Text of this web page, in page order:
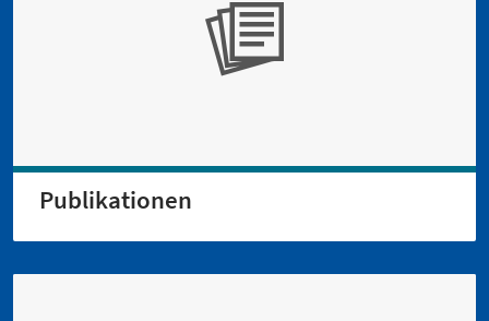
Publikationen